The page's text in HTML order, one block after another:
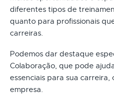
diferentes tipos de
quanto para profissionais
carreiras.
Podemos dar destaque
Colaboração, que pode
essenciais para sua carreira,
empresa.